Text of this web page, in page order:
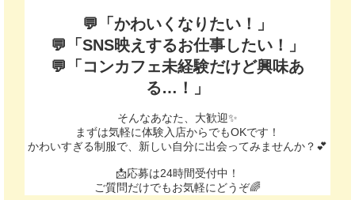
💬「かわいくなりたい！」
💬「SNS映えするお仕事したい！」
💬「コンカフェ未経験だけど興味あ
る…！」
そんなあなた、大歓迎✨
まずは気軽に体験入店からでもOKです！
かわいすぎる制服で、新しい自分に出会ってみませんか？💕
📩応募は24時間受付中！
ご質問だけでもお気軽にどうぞ🌈